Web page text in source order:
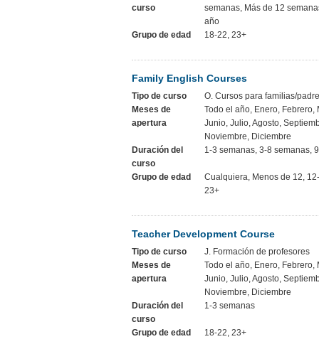
curso
semanas, Más de 12
año
Grupo de edad
18-22, 23+
Family English Courses
Tipo de curso
O. Cursos para familias/
Meses de
apertura
Todo el año, Enero, Febrero,
Junio, Julio, Agosto,
Noviembre, Diciembre
Duración del
curso
1-3 semanas, 3-8 semanas,
Grupo de edad
Cualquiera, Menos de 12,
23+
Teacher Development Course
Tipo de curso
J. Formación de profesores
Meses de
apertura
Todo el año, Enero, Febrero,
Junio, Julio, Agosto,
Noviembre, Diciembre
Duración del
curso
1-3 semanas
Grupo de edad 18-22, 23+